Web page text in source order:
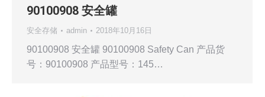
90100908 安全罐
安全存储 admin 2018年10月16日
90100908 安全罐 90100908 Safety Can 产品货
号：90100908 产品型号：145…